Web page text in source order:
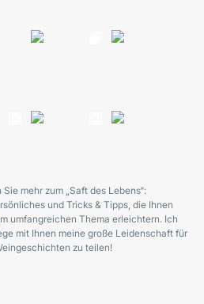
mehr zum „Saft des Lebens“:
und Tricks & Tipps, die Ihnen
umfangreichen Thema erleichtern. Ich
mit Ihnen meine große Leidenschaft für
zu teilen!